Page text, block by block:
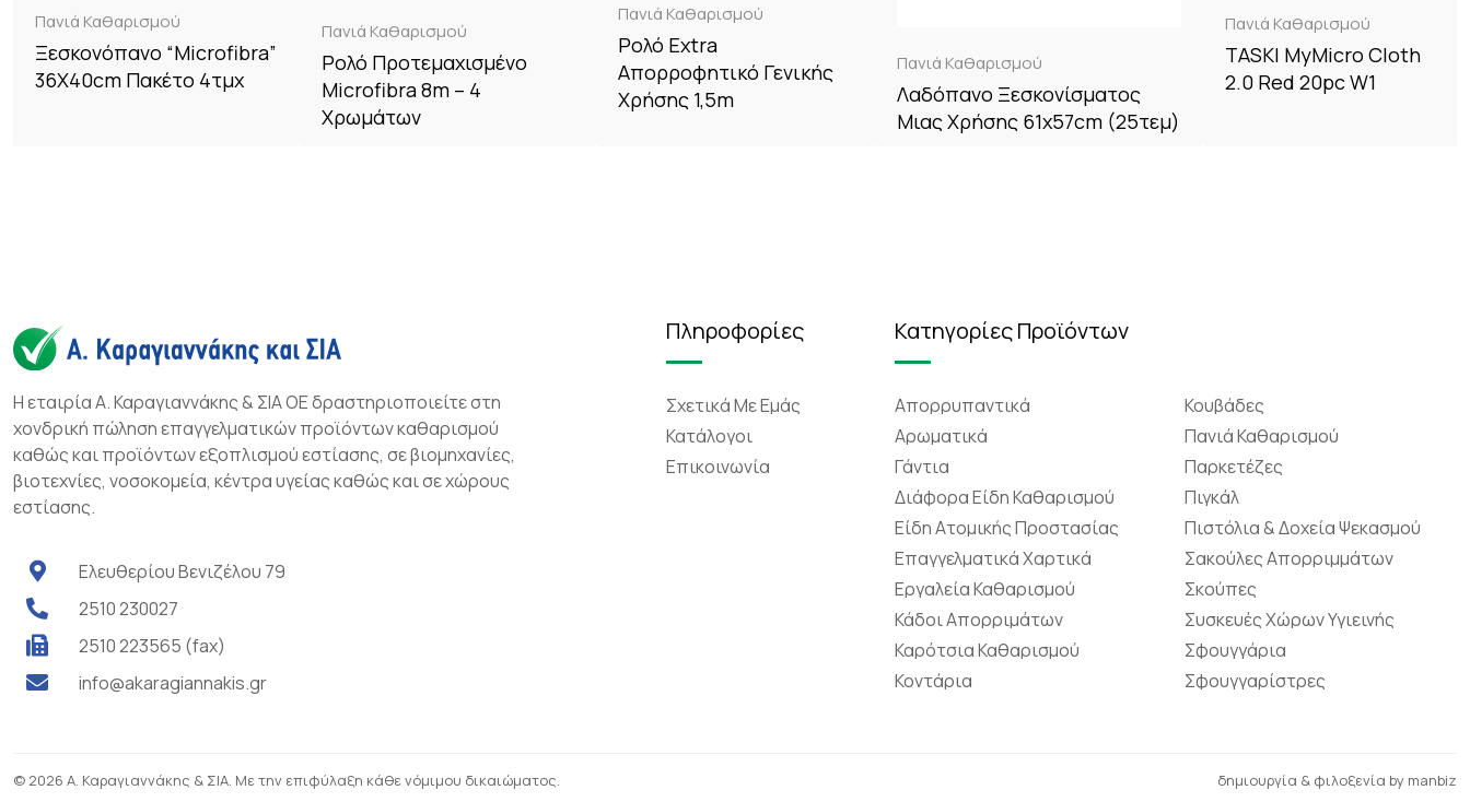
Πανιά Καθαρισμού
Ξεσκονόπανο “Microfibra”
36X40cm Πακέτο 4τμχ
Πανιά Καθαρισμού
Ρολό Προτεμαχισμένο
Microfibra 8m – 4
Χρωμάτων
Πανιά Καθαρισμού
Ρολό Extra
Απορροφητικό Γενικής
Χρήσης 1,5m
Πανιά Καθαρισμού
Λαδόπανο Ξεσκονίσματος
Μιας Χρήσης 61x57cm (25τεμ)
Πανιά Καθαρισμού
TASKI MyMicro Cloth
2.0 Red 20pc W1
Η εταιρία Α. Καραγιαννάκης & ΣΙΑ ΟΕ δραστηριοποιείτε στη
χονδρική πώληση επαγγελματικών προϊόντων καθαρισμού
καθώς και προϊόντων εξοπλισμού εστίασης, σε βιομηχανίες,
βιοτεχνίες, νοσοκομεία, κέντρα υγείας καθώς και σε χώρους
εστίασης.
Ελευθερίου Βενιζέλου 79
2510 230027
2510 223565 (fax)
info@akaragiannakis.gr
Πληροφορίες
Σχετικά Mε Eμάς
Κατάλογοι
Επικοινωνία
Κατηγορίες Προϊόντων
Απορρυπαντικά
Αρωματικά
Γάντια
Διάφορα Είδη Καθαρισμού
Είδη Ατομικής Προστασίας
Επαγγελματικά Χαρτικά
Εργαλεία Καθαρισμού
Κάδοι Απορριμάτων
Καρότσια Καθαρισμού
Κοντάρια
Κουβάδες
Πανιά Καθαρισμού
Παρκετέζες
Πιγκάλ
Πιστόλια & Δοχεία Ψεκασμού
Σακούλες Απορριμμάτων
Σκούπες
Συσκευές Χώρων Υγιεινής
Σφουγγάρια
Σφουγγαρίστρες
© 2026 Α. Καραγιαννάκης & ΣΙΑ. Με την επιφύλαξη κάθε νόμιμου δικαιώματος. δημιουργία & φιλοξενία by manbiz